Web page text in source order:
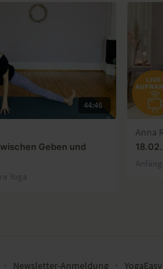
44:46
Geben und
Yoga
Anna
∙ Newsletter-Anmeldung ∙